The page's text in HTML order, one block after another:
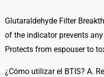
Glutaraldehyde Filter
of the indicator prevents
Protects from espouser to
¿Cómo utilizar el BTIS? A.